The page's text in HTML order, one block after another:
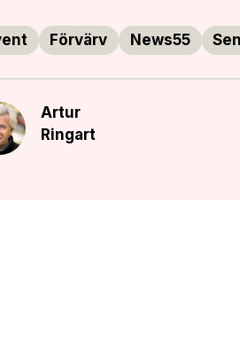
Förvärv News55
Artur
Ringart